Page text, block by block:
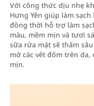
Với công thức dịu nhẹ
Hưng Yên giúp làm
đồng thời hỗ trợ làm
màu, mềm mịn và tươi
sữa rửa mặt sẽ thấm
mờ các vết đốm trên
mịn.